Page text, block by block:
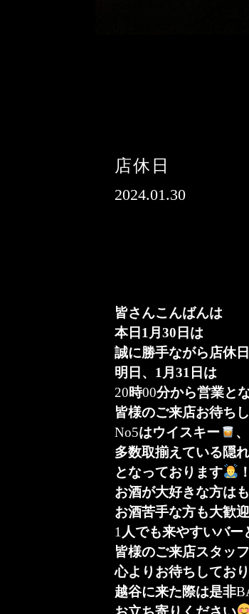
店休日
2024.01.30
皆さんこんばんは
本日1月30日は
誠に勝手ながら店休
明日、1月31日は
20時00分から営業と
皆様のご来店お待ち
No5はウイスキー
多数取揃えている隠
となっております
お酒が大好きな方は
お酒苦手な方も大歓
1 人でも来やすいバ
皆様のご来店スタッ
心よりお待ちしてお
越谷に来た際は是非